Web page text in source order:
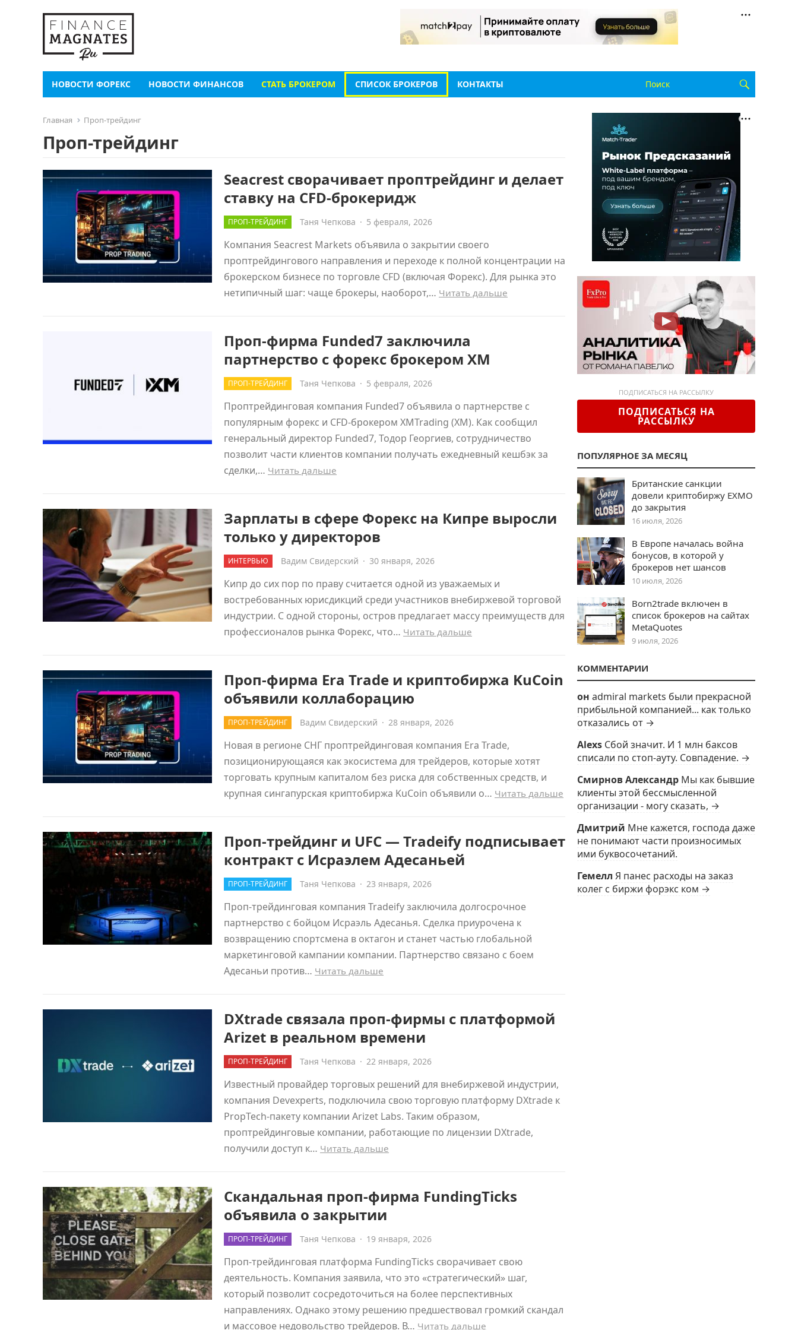
НОВОСТИ ФОРЕКС НОВОСТИ ФИНАНСОВ СТАТЬ БРОКЕРОМ СПИСОК БРОКЕРОВ КОНТАКТЫ
Главная Проп-трейдинг
Проп-трейдинг
Seacrest сворачивает проптрейдинг и делает
ставку на CFD-брокеридж
ПРОП-ТРЕЙДИНГ Таня Чепкова · 5 февраля, 2026
Компания Seacrest Markets объявила о закрытии своего
проптрейдингового направления и переходе к полной концентрации на
брокерском бизнесе по торговле CFD (включая Форекс). Для рынка это
нетипичный шаг: чаще брокеры, наоборот,… Читать дальше
Проп-фирма Funded7 заключила
партнерство с форекс брокером XM
ПРОП-ТРЕЙДИНГ Таня Чепкова · 5 февраля, 2026
Проптрейдинговая компания Funded7 объявила о партнерстве с
популярным форекс и CFD-брокером XMTrading (XM). Как сообщил
генеральный директор Funded7, Тодор Георгиев, сотрудничество
позволит части клиентов компании получать ежедневный кешбэк за
сделки,… Читать дальше
Зарплаты в сфере Форекс на Кипре выросли
только у директоров
ИНТЕРВЬЮ Вадим Свидерский · 30 января, 2026
Кипр до сих пор по праву считается одной из уважаемых и
востребованных юрисдикций среди участников внебиржевой торговой
индустрии. С одной стороны, остров предлагает массу преимуществ для
профессионалов рынка Форекс, что… Читать дальше
Проп-фирма Era Trade и криптобиржа KuCoin
объявили коллаборацию
ПРОП-ТРЕЙДИНГ Вадим Свидерский · 28 января, 2026
Новая в регионе СНГ проптрейдинговая компания Era Trade,
позиционирующаяся как экосистема для трейдеров, которые хотят
торговать крупным капиталом без риска для собственных средств, и
крупная сингапурская криптобиржа KuCoin объявили о… Читать дальше
Проп-трейдинг и UFC — Tradeify подписывает
контракт с Исраэлем Адесаньей
ПРОП-ТРЕЙДИНГ Таня Чепкова · 23 января, 2026
Проп-трейдинговая компания Tradeify заключила долгосрочное
партнерство с бойцом Исраэль Адесанья. Сделка приурочена к
возвращению спортсмена в октагон и станет частью глобальной
маркетинговой кампании компании. Партнерство связано с боем
Адесаньи против… Читать дальше
DXtrade связала проп-фирмы с платформой
Arizet в реальном времени
ПРОП-ТРЕЙДИНГ Таня Чепкова · 22 января, 2026
Известный провайдер торговых решений для внебиржевой индустрии,
компания Devexperts, подключила свою торговую платформу DXtrade к
PropTech-пакету компании Arizet Labs. Таким образом,
проптрейдинговые компании, работающие по лицензии DXtrade,
получили доступ к… Читать дальше
Скандальная проп-фирма FundingTicks
объявила о закрытии
ПРОП-ТРЕЙДИНГ Таня Чепкова · 19 января, 2026
Проп-трейдинговая платформа FundingTicks сворачивает свою
деятельность. Компания заявила, что это «стратегический» шаг,
который позволит сосредоточиться на более перспективных
направлениях. Однако этому решению предшествовал громкий скандал
и массовое недовольство трейдеров. В… Читать дальше
ПОДПИСАТЬСЯ НА РАССЫЛКУ
ПОДПИСАТЬСЯ НА
РАССЫЛКУ
ПОПУЛЯРНОЕ ЗА МЕСЯЦ
Британские санкции
довели криптобиржу EXMO
до закрытия
16 июля, 2026
В Европе началась война
бонусов, в которой у
брокеров нет шансов
10 июля, 2026
Born2trade включен в
список брокеров на сайтах
MetaQuotes
9 июля, 2026
КОММЕНТАРИИ
он admiral markets были прекрасной
прибыльной компанией... как только
отказались от →
Alexs Сбой значит. И 1 млн баксов
списали по стоп-ауту. Совпадение. →
Смирнов Александр Мы как бывшие
клиенты этой бессмысленной
организации - могу сказать, →
Дмитрий Мне кажется, господа даже
не понимают части произносимых
ими буквосочетаний.
Гемелл Я панес расходы на заказ
колег с биржи форэкс ком →